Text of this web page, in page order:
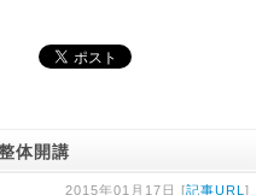
体開講
2015年01月17日 [記事URL ]